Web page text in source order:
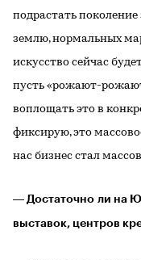
подрастать
землю, нормальных
искусство сейчас
пусть «рожают-
воплощать это в
фиксирую, это
нас бизнес стал
― Достаточно ли на
выставок, центров